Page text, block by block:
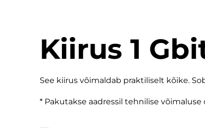
Kiirus 1
See kiirus võimaldab praktiliselt kõike.
* Pakutakse aadressil tehnilise võimaluse